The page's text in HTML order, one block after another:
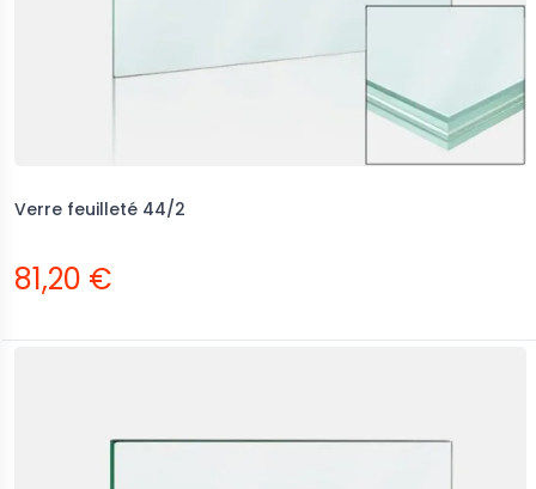
Verre feuilleté 44/2
81,20 €